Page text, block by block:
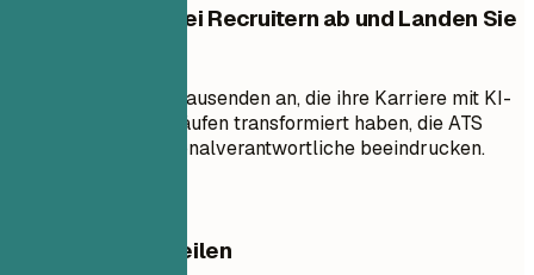
Heben Sie sich bei Recruitern ab und Landen Sie
Schließen Sie sich Tausenden an, die ihre Karriere mit KI-
gestützten Lebensläufen transformiert haben, die ATS
passieren und Personalverantwortliche beeindrucken.
Diese Vorlage Teilen